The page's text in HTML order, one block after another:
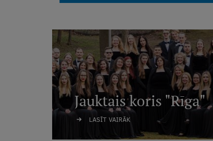
Jauktais koris "Rīga"
LASĪT VAIRĀK